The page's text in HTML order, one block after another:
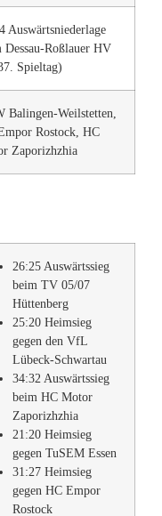
Auswärtsniederlage
Dessau-Roßlauer HV
Spieltag)
Balingen-Weilstetten,
Rostock, HC
Zaporizhzhia
26:25 Auswärtssieg
beim TV 05/07
Hüttenberg
25:20 Heimsieg
gegen den VfL
Lübeck-Schwartau
34:32 Auswärtssieg
beim HC Motor
Zaporizhzhia
21:20 Heimsieg
gegen TuSEM Essen
31:27 Heimsieg
gegen HC Empor
Rostock